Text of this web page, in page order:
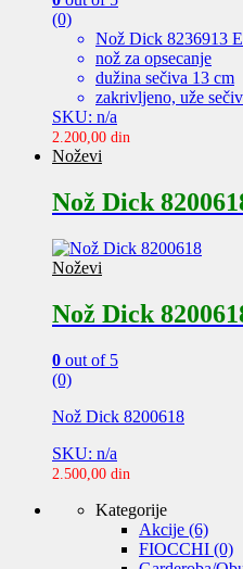
(0)
Nož Dick 8236913
nož za opsecanje
dužina sečiva 13 cm
zakrivljeno, uže
SKU: n/a
2.200,00 din
Noževi
Nož Dick
Noževi
Nož Dick
0 out of 5
(0)
Nož Dick 8200618
SKU: n/a
2.500,00 din
Kategorije
Akcije (6)
FIOCCHI (0)